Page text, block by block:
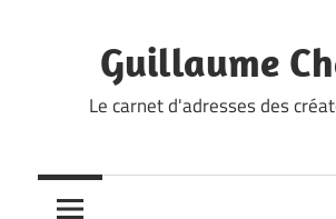
Guillaume
Le carnet d'adresses des